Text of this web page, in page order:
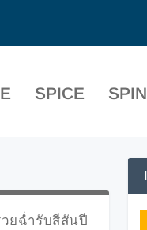
SPICE SPIN
วยฉ่ำรับสีสันปี